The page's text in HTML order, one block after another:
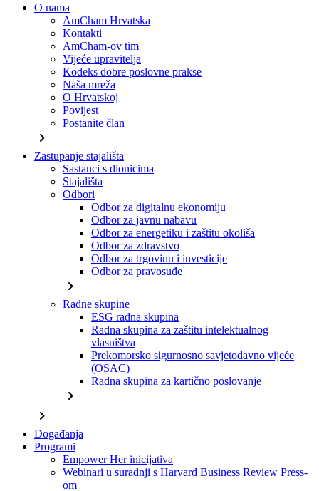
O nama
AmCham Hrvatska
Kontakti
AmCham-ov tim
Vijeće upravitelja
Kodeks dobre poslovne prakse
Naša mreža
O Hrvatskoj
Povijest
Postanite član
chevron_right
Zastupanje stajališta
Sastanci s dionicima
Stajališta
Odbori
Odbor za digitalnu ekonomiju
Odbor za javnu nabavu
Odbor za energetiku i zaštitu okoliša
Odbor za zdravstvo
Odbor za trgovinu i investicije
Odbor za pravosuđe
chevron_right
Radne skupine
ESG radna skupina
Radna skupina za zaštitu intelektualnog
vlasništva
Prekomorsko sigurnosno savjetodavno vijeće
(OSAC)
Radna skupina za kartično poslovanje
chevron_right
chevron_right
Događanja
Programi
Empower Her inicijativa
Webinari u suradnji s Harvard Business Review Press-
om